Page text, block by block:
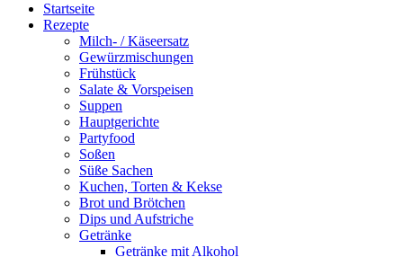
Startseite
Rezepte
Milch- / Käseersatz
Gewürzmischungen
Frühstück
Salate & Vorspeisen
Suppen
Hauptgerichte
Partyfood
Soßen
Süße Sachen
Kuchen, Torten & Kekse
Brot und Brötchen
Dips und Aufstriche
Getränke
Getränke mit Alkohol